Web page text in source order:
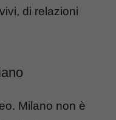
vivi, di relazioni
Milano non è